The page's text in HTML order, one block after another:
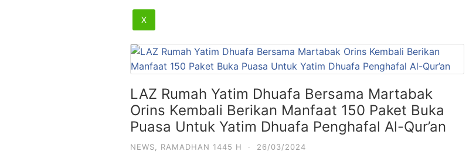
X
LAZ Rumah Yatim Dhuafa Bersama Martabak
Orins Kembali Berikan Manfaat 150 Paket Buka
Puasa Untuk Yatim Dhuafa Penghafal Al-Qur’an
NEWS RAMADHAN 1445 H · 26/03/2024